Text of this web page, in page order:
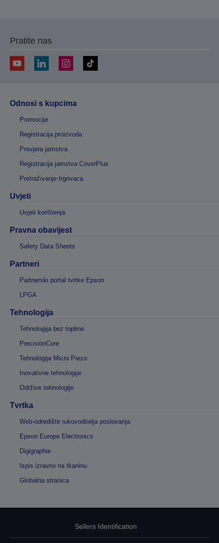
Pratite nas
Odnosi s kupcima
Promocije
Registracija proizvoda
Provjera jamstva
Registracija jamstva CoverPlus
Pretraživanje trgovaca
Uvjeti
Uvjeti korištenja
Pravna obavijest
Safety Data Sheets
Partneri
Partnerski portal tvrtke Epson
LPGA
Tehnologija
Tehnologija bez topline
PrecisionCore
Tehnologija Micro Piezo
Inovativne tehnologije
Održive tehnologije
Tvrtka
Web-odredište rukovoditelja poslovanja
Epson Europe Electronics
Digigraphie
Ispis izravno na tkaninu
Globalna stranica
Sellers Identification